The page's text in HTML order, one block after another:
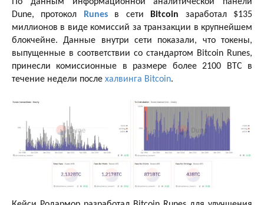
Dune, протокол
Runesв сети Bitcoin заработал $135
миллионов в виде комиссий за транзакции в крупнейшем
блокчейне. Данные внутри сети показали, что токены,
выпущенные в соответствии со стандартом Bitcoin Runes,
принесли комиссионные в размере более 2100 BTC в
течение недели после халвинга Bitcoin.